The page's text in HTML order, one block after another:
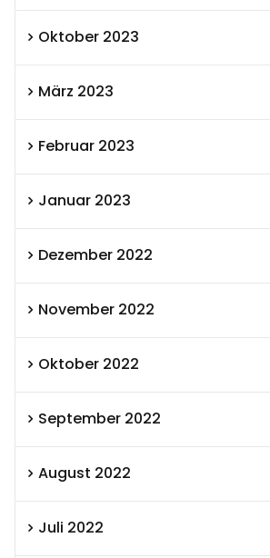
Oktober 2023
März 2023
Februar 2023
Januar 2023
Dezember 2022
November 2022
Oktober 2022
September 2022
August 2022
Juli 2022